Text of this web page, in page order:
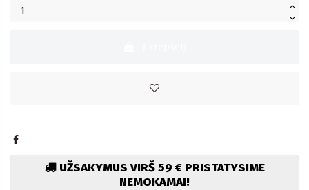
UŽSAKYMUS VIRŠ 59 € PRISTATYSIME
NEMOKAMAI!